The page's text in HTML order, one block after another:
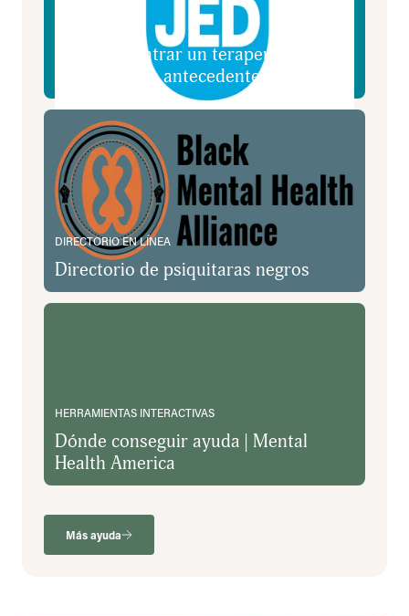
Cómo encontrar un terapeuta que
comparta tus antecedentes culturales
DIRECTORIO EN LÍNEA
Directorio de psiquitaras negros
Directorio de psiquitaras negros
HERRAMIENTAS INTERACTIVAS
Dónde conseguir ayuda | Mental Health America
Dónde conseguir ayuda | Mental
Health America
Más ayuda